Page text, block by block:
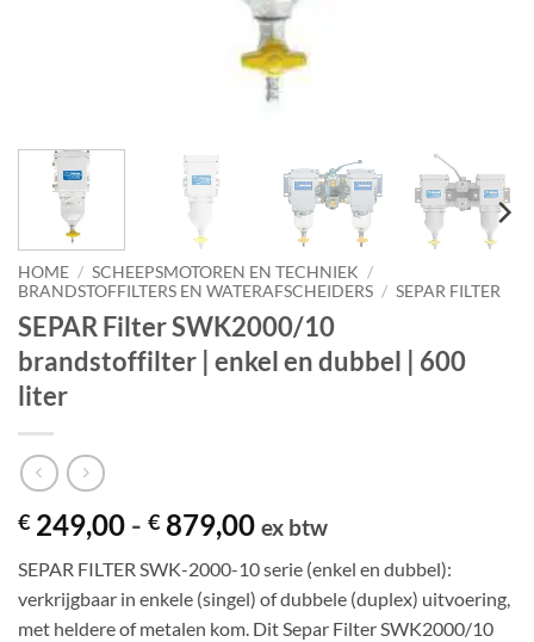
HOME / SCHEEPSMOTOREN EN TECHNIEK /
BRANDSTOFFILTERS EN WATERAFSCHEIDERS / SEPAR FILTER
SEPAR Filter SWK2000/10
brandstoffilter | enkel en dubbel | 600
liter
€ 249,00 - € 879,00Prijsklasse:
€ 249,00
tot
€ 879,00
ex btw
SEPAR FILTER SWK-2000-10 serie (enkel en dubbel):
verkrijgbaar in enkele (singel) of dubbele (duplex) uitvoering,
met heldere of metalen kom. Dit Separ Filter SWK2000/10